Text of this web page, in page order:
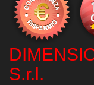
S.r.l.